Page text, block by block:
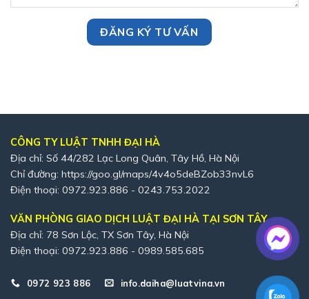
CÔNG TY LUẬT TNHH ĐẠI HÀ
Địa chỉ: Số 44/282 Lạc Long Quân, Tây Hồ, Hà Nội
Chỉ đường: https://goo.gl/maps/4v4o5deBZob33nvL6
Điện thoại: 0972.923.886 - 0243.753.2022
VĂN PHÒNG GIAO DỊCH LUẬT ĐẠI HÀ TẠI SƠN TÂY
Địa chỉ: 78 Sơn Lộc, TX Sơn Tây, Hà Nội
Điện thoại: 0972.923.886 - 0989.585.685
0972 923 886 info.daiha@luatvina.vn